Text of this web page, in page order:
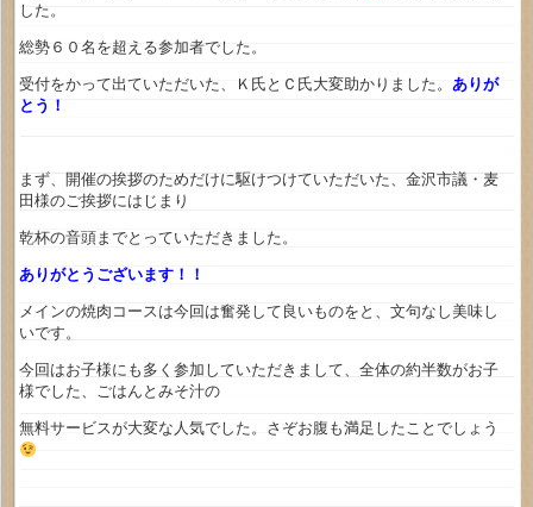
した。
総勢６０名を超える参加者でした。
受付をかって出ていただいた、Ｋ氏とＣ氏大変助かりました。 ありが
とう！
まず、開催の挨拶のためだけに駆けつけていただいた、金沢市議・麦
田様のご挨拶にはじまり
乾杯の音頭までとっていただきました。
ありがとうございます！！
メインの焼肉コースは今回は奮発して良いものをと、文句なし美味し
いです。
今回はお子様にも多く参加していただきまして、全体の約半数がお子
様でした、ごはんとみそ汁の
無料サービスが大変な人気でした。さぞお腹も満足したことでしょう